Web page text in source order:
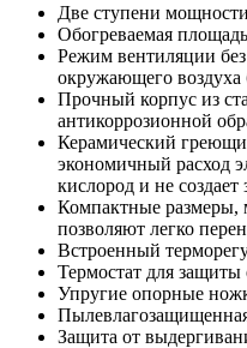
Две ступени
Обогреваемая
Режим вентиляции
окружающего воздуха
Прочный корпус из
антикоррозионной
Керамический
экономичный расход
кислород и не создает
Компактные размеры,
позволяют легко
Встроенный
Термостат для защиты
Упругие опорные
Защита от